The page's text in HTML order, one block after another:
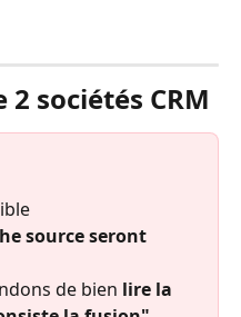
sociétés CRM
source seront
de bien lire la